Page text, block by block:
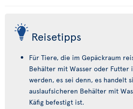
Reisetipps
Für Tiere, die im Gepäckraum
Behälter mit Wasser oder Futter
werden, es sei denn, es handelt
auslaufsicheren Behälter mit
Käfig befestigt ist.